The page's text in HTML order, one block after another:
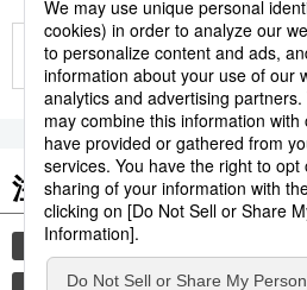
もっと見る
注目のキーワード
共同通信ニュース